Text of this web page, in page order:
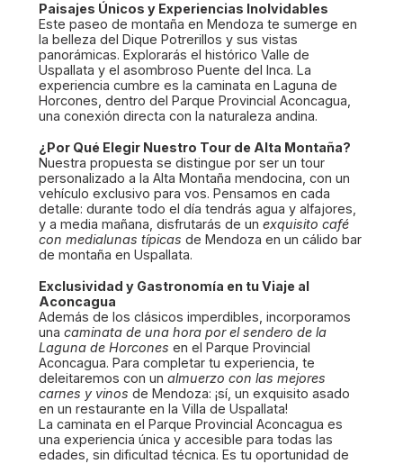
Paisajes Únicos y Experiencias Inolvidables
Este paseo de montaña en Mendoza te sumerge en
la belleza del Dique Potrerillos y sus vistas
panorámicas. Explorarás el histórico Valle de
Uspallata y el asombroso Puente del Inca. La
experiencia cumbre es la caminata en Laguna de
Horcones, dentro del Parque Provincial Aconcagua,
una conexión directa con la naturaleza andina.
¿Por Qué Elegir Nuestro Tour de Alta Montaña?
Nuestra propuesta se distingue por ser un tour
personalizado a la Alta Montaña mendocina, con un
vehículo exclusivo para vos. Pensamos en cada
detalle: durante todo el día tendrás agua y alfajores,
y a media mañana, disfrutarás de un exquisito café
con medialunas típicas de Mendoza en un cálido bar
de montaña en Uspallata.
Exclusividad y Gastronomía en tu Viaje al
Aconcagua
Además de los clásicos imperdibles, incorporamos
una caminata de una hora por el sendero de la
Laguna de Horcones en el Parque Provincial
Aconcagua. Para completar tu experiencia, te
deleitaremos con un almuerzo con las mejores
carnes y vinos de Mendoza: ¡sí, un exquisito asado
en un restaurante en la Villa de Uspallata!
La caminata en el Parque Provincial Aconcagua es
una experiencia única y accesible para todas las
edades, sin dificultad técnica. Es tu oportunidad de